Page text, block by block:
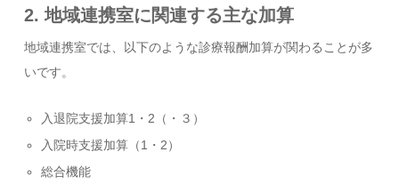
2. 地域連携室に関連する主な加算
地域連携室では、以下のような診療報酬加算が関わることが多
いです。
入退院支援加算1・2（・３）
入院時支援加算（1・2）
総合機能